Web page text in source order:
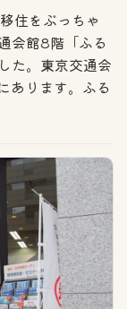
住をぶっちゃ
会館8階「ふる
た。東京交通会
あります。ふる